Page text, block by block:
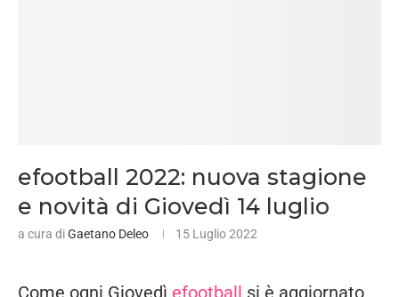
efootball 2022: nuova stagione
e novità di Giovedì 14 luglio
a cura diGaetano Deleo 15 Luglio 2022